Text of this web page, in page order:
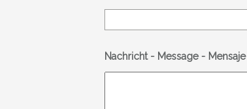
Nachricht - Message - Mensaje